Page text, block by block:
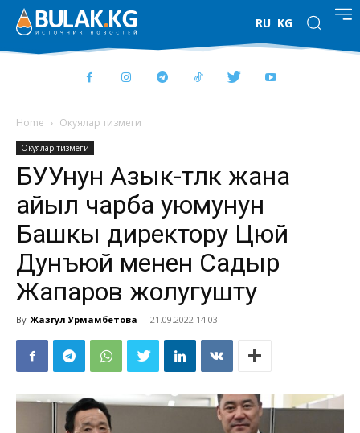
RU KG
Home Окуялар тизмеги
Окуялар тизмеги
БУУнун Азык-түлүк жана
айыл чарба уюмунун
Башкы директору Цюй
Дунъюй менен Садыр
Жапаров жолугушту
By Жазгул Урмамбетова - 21.09.2022 14:03